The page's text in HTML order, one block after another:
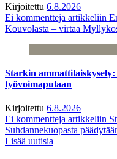
Kirjoitettu 6.8.2026
Ei kommentteja artikkeliin
Kouvolasta – virtaa
Starkin
työvoimapulaan
Kirjoitettu 6.8.2026
Ei kommentteja artikkeliin
Suhdannekuopasta
Lisää uutisia